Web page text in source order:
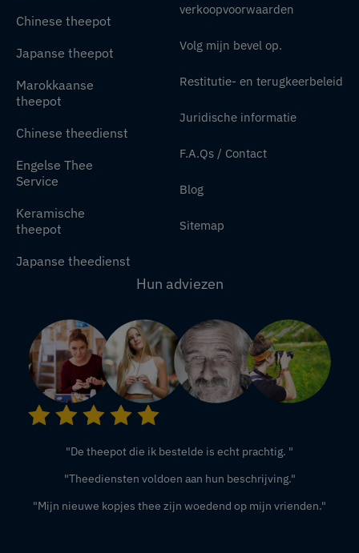
Chinese theepot
Japanse theepot
Marokkaanse
theepot
Chinese theedienst
Engelse Thee
Service
Keramische
theepot
Japanse theedienst
verkoopvoorwaarden
Volg mijn bevel op.
Restitutie- en terugkeerbeleid
Juridische informatie
F.A.Qs / Contact
Blog
Sitemap
Hun adviezen
"De theepot die ik bestelde is echt prachtig. "
"Theediensten voldoen aan hun beschrijving."
"Mijn nieuwe kopjes thee zijn woedend op mijn vrienden."